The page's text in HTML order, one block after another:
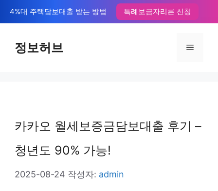
텐
4%대 주택담보대출 받는 방법 특례보금자리론 신청
정보허브 메
카카오 월세보증금담보대출 후기 –
청년도 90% 가능!
2025-08-24 작성자: admin